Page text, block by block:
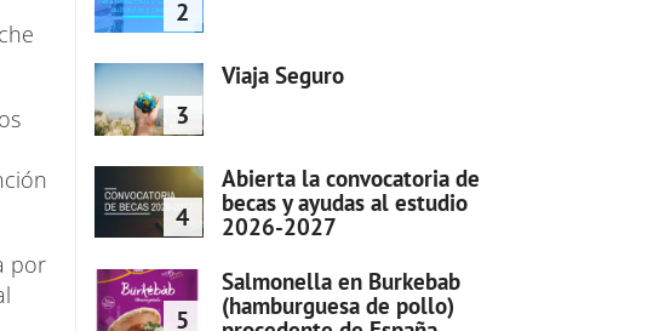
por
2
3
Viaja Seguro
4
Abierta la convocatoria de
becas y ayudas al estudio
2026-2027
5
Salmonella en Burkebab
(hamburguesa de pollo)